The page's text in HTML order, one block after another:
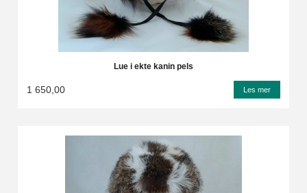
Lue i ekte kanin pels
1 650,00 Les mer